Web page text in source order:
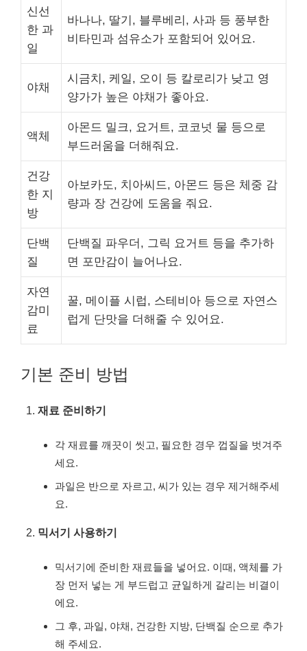
신선
한 과
일
바나나, 딸기, 블루베리, 사과 등 풍부한
비타민과 섬유소가 포함되어 있어요.
야채
시금치, 케일, 오이 등 칼로리가 낮고 영
양가가 높은 야채가 좋아요.
액체
아몬드 밀크, 요거트, 코코넛 물 등으로
부드러움을 더해줘요.
건강
한 지
방
아보카도, 치아씨드, 아몬드 등은 체중 감
량과 장 건강에 도움을 줘요.
단백
질
단백질 파우더, 그릭 요거트 등을 추가하
면 포만감이 늘어나요.
자연
감미
료
꿀, 메이플 시럽, 스테비아 등으로 자연스
럽게 단맛을 더해줄 수 있어요.
기본 준비 방법
재료 준비하기
각 재료를 깨끗이 씻고, 필요한 경우 껍질을 벗겨주
세요.
과일은 반으로 자르고, 씨가 있는 경우 제거해주세
요.
믹서기 사용하기
믹서기에 준비한 재료들을 넣어요. 이때, 액체를 가
장 먼저 넣는 게 부드럽고 균일하게 갈리는 비결이
에요.
그 후, 과일, 야채, 건강한 지방, 단백질 순으로 추가
해 주세요.